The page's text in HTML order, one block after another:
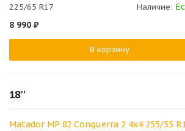
225/65 R17 Наличие:
8 990 ₽
В корзину
18''
Matador MP 82 Conquerra 2 4x4 255/55